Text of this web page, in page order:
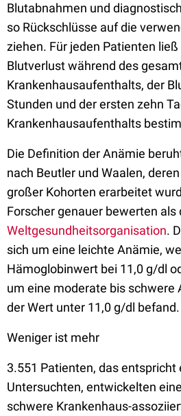
Blutabnahmen und
so Rückschlüsse auf die
ziehen. Für jeden Patienten
Blutverlust während des
Krankenhausaufenthalts, der
Stunden und der ersten zehn
Krankenhausaufenthalts
Die Definition der Anämie
nach Beutler und Waalen,
großer Kohorten erarbeitet
Forscher genauer bewerten als
Weltgesundheitsorganisation.
sich um eine leichte Anämie,
Hämoglobinwert bei 11,0 g/dl
um eine moderate bis schwere
der Wert unter 11,0 g/dl befand.
Weniger ist mehr
3.551 Patienten, das entspricht
Untersuchten, entwickelten
schwere Krankenhaus-